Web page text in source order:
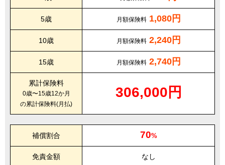
5歳 月額保険料 1,080円
10歳 月額保険料 2,240円
15歳 月額保険料 2,740円
累計保険料
0歳〜15歳12か月
の累計保険料(月払)
306,000円
補償割合 70%
免責金額 なし